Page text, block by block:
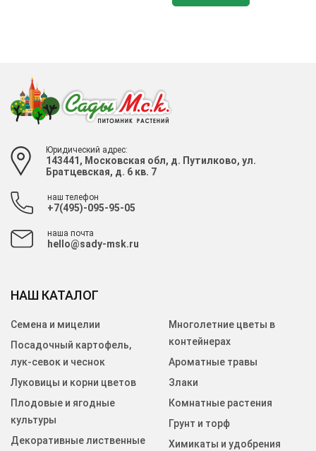
Юридический адрес:
143441, Московская обл, д. Путилково, ул.
Братцевская, д. 6 кв. 7
наш телефон
+7(495)-095-95-05
наша почта
hello@sady-msk.ru
НАШ КАТАЛОГ
Семена и мицелии
Посадочный картофель,
лук-севок и чеснок
Луковицы и корни цветов
Плодовые и ягодные
культуры
Декоративные лиственные
Многолетние цветы в
контейнерах
Ароматные травы
Злаки
Комнатные растения
Грунт и торф
Химикаты и удобрения